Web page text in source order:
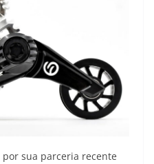
sua parceria recente